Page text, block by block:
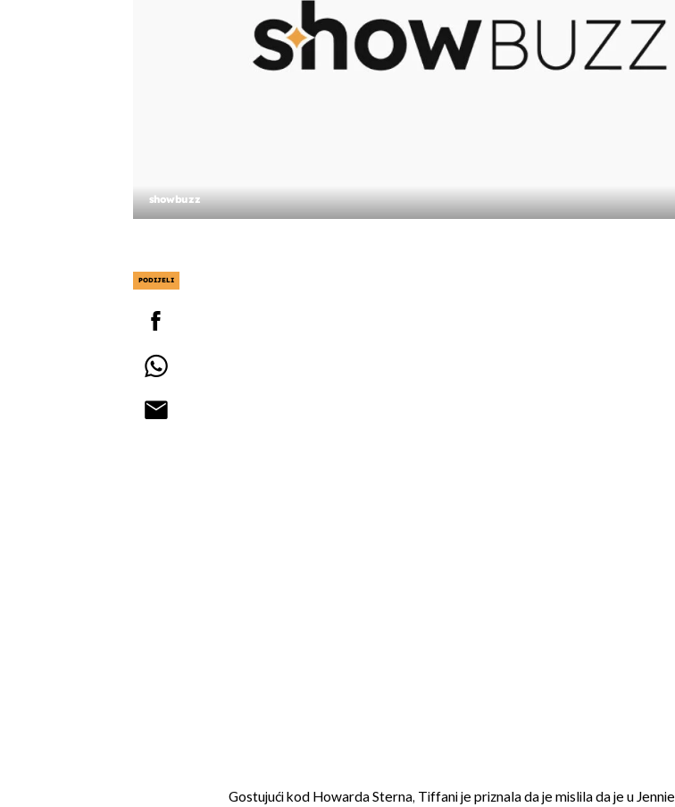
showbuzz
PODIJELI
Gostujući kod Howarda Sterna, Tiffani je priznala da je mislila da je u Jennie